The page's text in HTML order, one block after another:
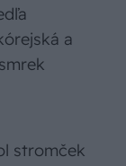
a
stromček